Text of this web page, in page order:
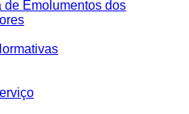
de Emolumentos dos